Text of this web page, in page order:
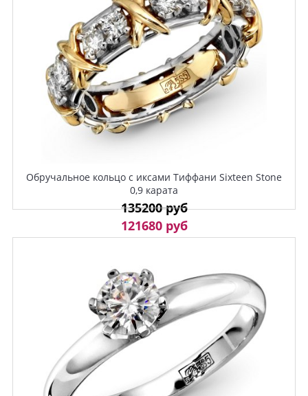
Обручальное кольцо с иксами Тиффани Sixteen Stone
0,9 карата
135200 руб
121680 руб